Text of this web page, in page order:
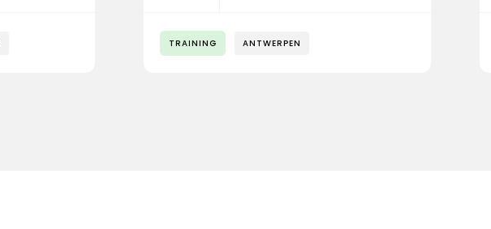
TRAINING ANTWERPEN